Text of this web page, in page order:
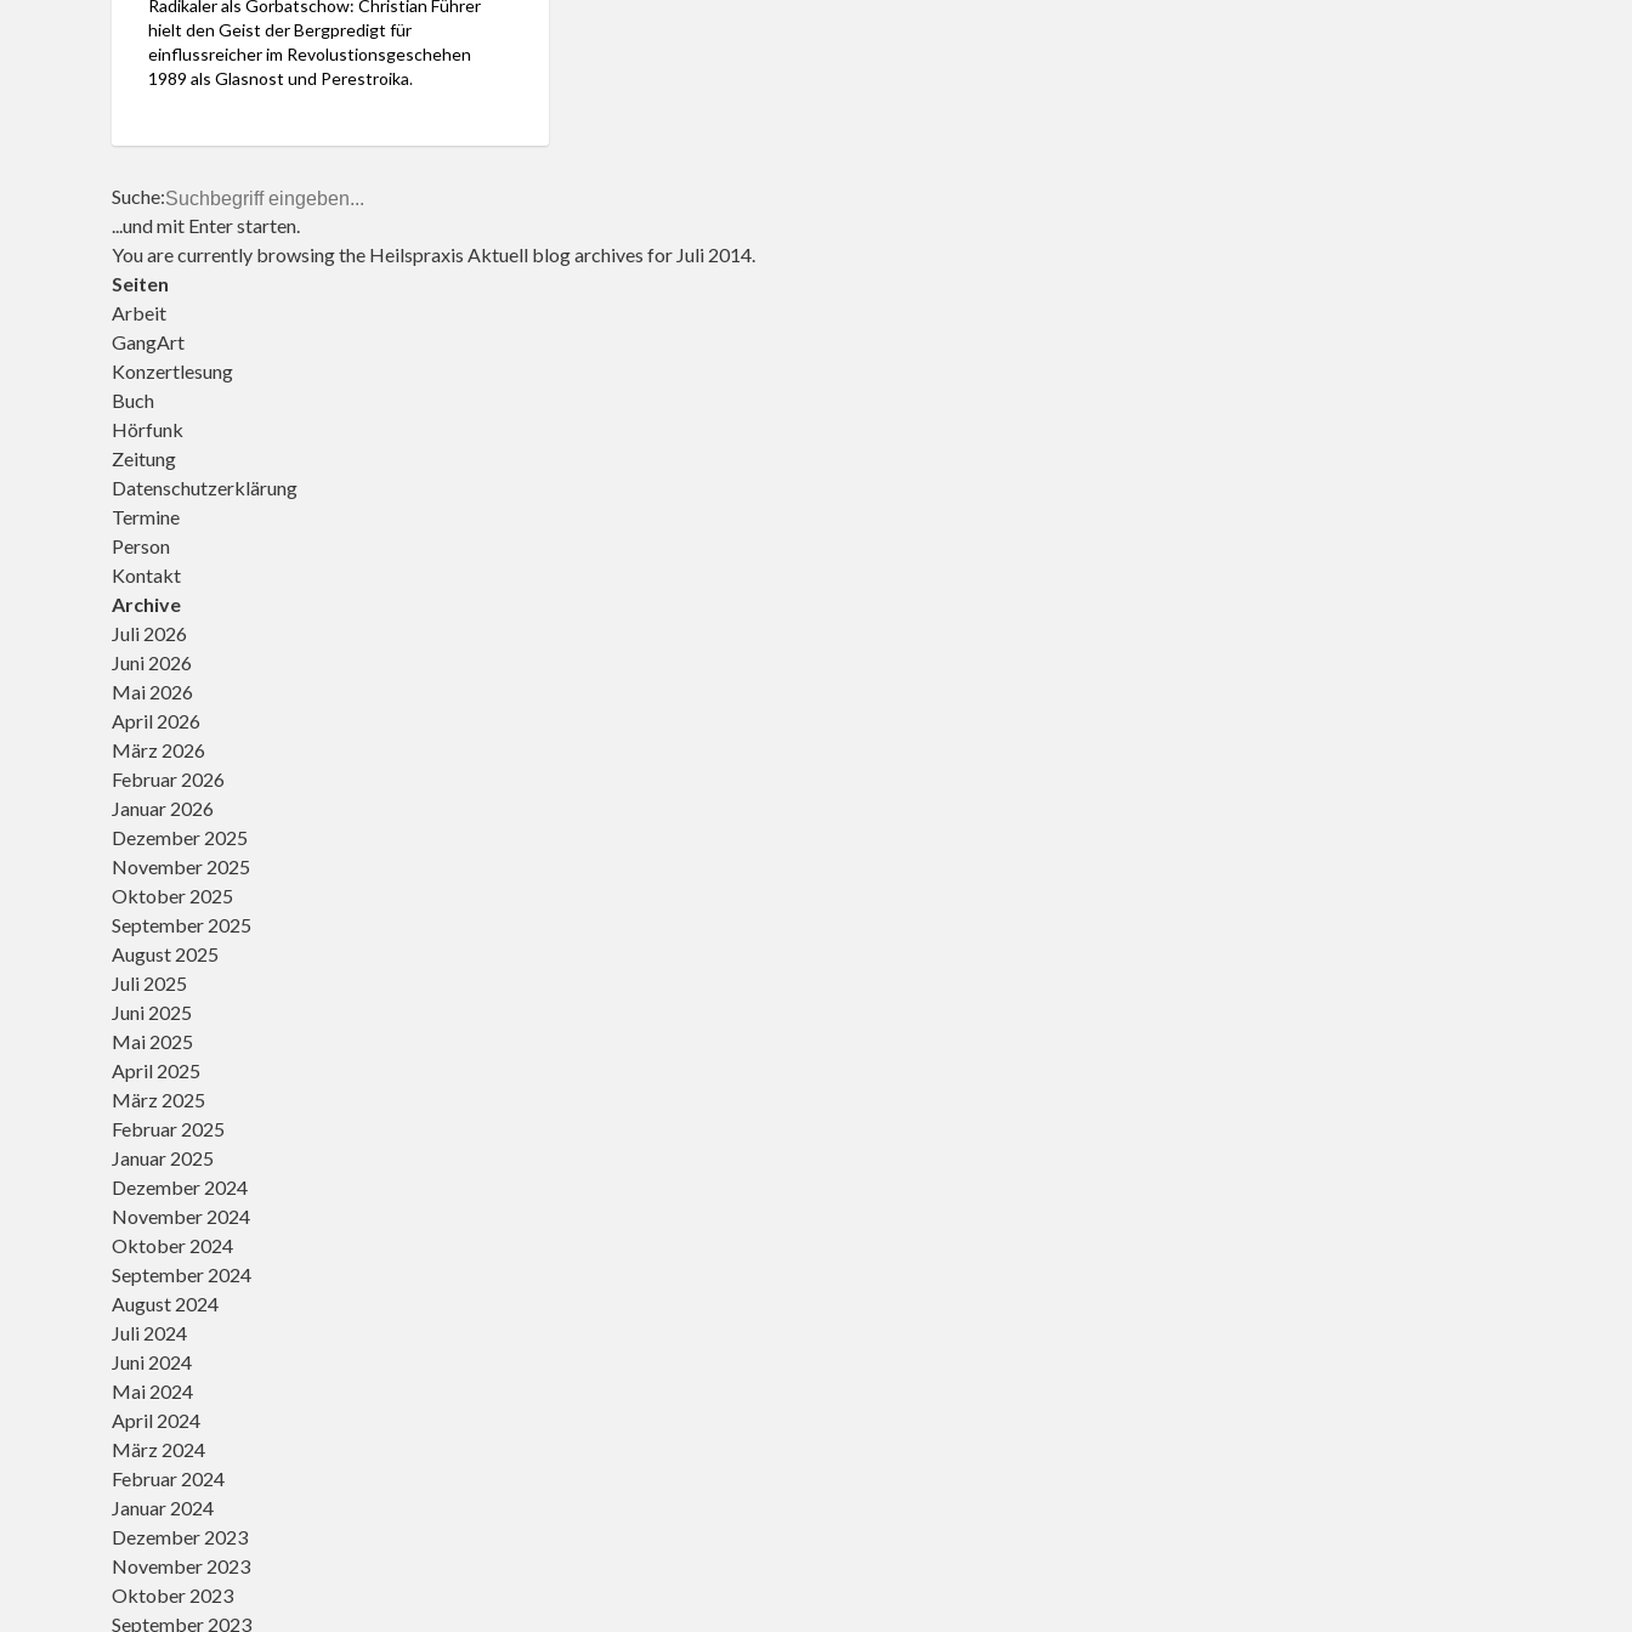
lassen. Darauf
Evangelischen
er außerdem
Radikaler als Gorbatschow: Christian Führer
hielt den Geist der Bergpredigt für
einflussreicher im Revolustionsgeschehen
1989 als Glasnost und Perestroika.
Suche:
...und mit Enter starten.
You are currently browsing the Heilspraxis Aktuell blog archives for Juli 2014.
Seiten
Arbeit
GangArt
Konzertlesung
Buch
Hörfunk
Zeitung
Datenschutzerklärung
Termine
Person
Kontakt
Archive
Juli 2026
Juni 2026
Mai 2026
April 2026
März 2026
Februar 2026
Januar 2026
Dezember 2025
November 2025
Oktober 2025
September 2025
August 2025
Juli 2025
Juni 2025
Mai 2025
April 2025
März 2025
Februar 2025
Januar 2025
Dezember 2024
November 2024
Oktober 2024
September 2024
August 2024
Juli 2024
Juni 2024
Mai 2024
April 2024
März 2024
Februar 2024
Januar 2024
Dezember 2023
November 2023
Oktober 2023
September 2023